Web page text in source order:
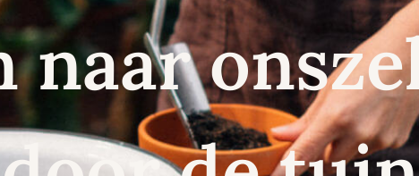
naar